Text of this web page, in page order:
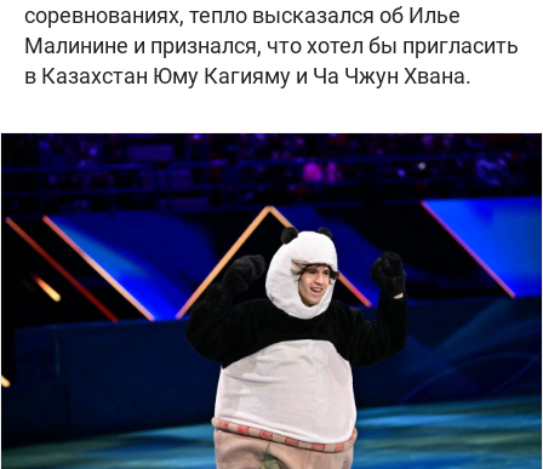
соревнованиях, тепло высказался об Илье
Малинине и признался, что хотел бы пригласить
в Казахстан Юму Кагияму и Ча Чжун Хвана.